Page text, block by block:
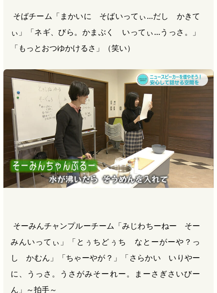
そばチーム「まかいに そばいってぃ…だし かきて
ぃ」「ネギ、びら。かまぶく いってぃ…うっさ。」
「もっとおつゆかけるさ」（笑い）
そーみんチャンプルーチーム「みじわちーねー そー
みんいってぃ」「とぅちどぅち なとーがーや？っ
し かむん」「ちゃーやが？」「さらかい いりやー
に、うっさ。うさがみそーれー。まーさぎさいびー
ん」～拍手～